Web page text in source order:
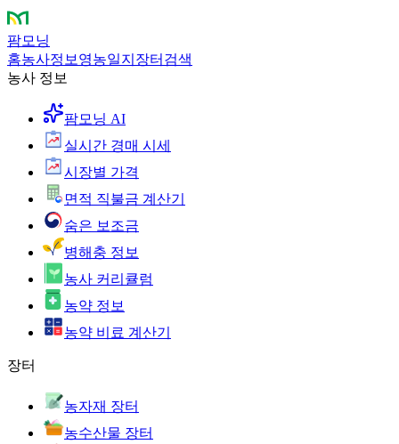
팜모닝
홈농사정보 영농일지 장터 검색
농사 정보
팜모닝 AI
실시간 경매 시세
시장별 가격
면적 직불금 계산기
숨은 보조금
병해충 정보
농사 커리큘럼
농약 정보
농약 비료 계산기
장터
농자재 장터
농수산물 장터